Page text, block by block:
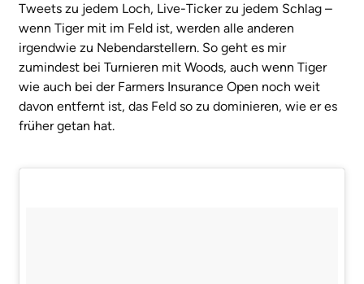
Tweets zu jedem Loch, Live-Ticker zu jedem Schlag –
wenn Tiger mit im Feld ist, werden alle anderen
irgendwie zu Nebendarstellern. So geht es mir
zumindest bei Turnieren mit Woods, auch wenn Tiger
wie auch bei der Farmers Insurance Open noch weit
davon entfernt ist, das Feld so zu dominieren, wie er es
früher getan hat.